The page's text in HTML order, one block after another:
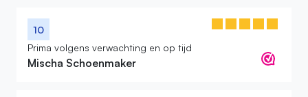
10
Prima volgens verwachting en op tijd
Mischa Schoenmaker